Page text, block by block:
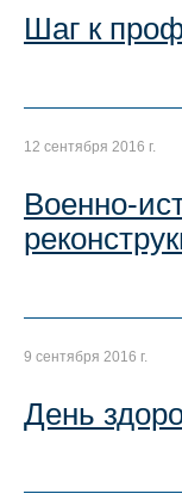
Шаг к
12 сентября 2016 г.
Военно-
9 сентября 2016 г.
День